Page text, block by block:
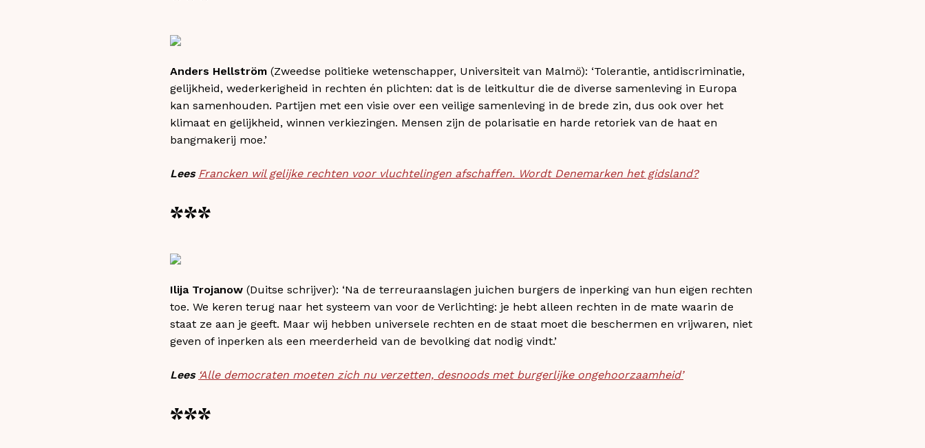
Anders Hellström (Zweedse politieke wetenschapper, Universiteit van Malmö): ‘Tolerantie, antidiscriminatie,
gelijkheid, wederkerigheid in rechten én plichten: dat is de leitkultur die de diverse samenleving in Europa
kan samenhouden. Partijen met een visie over een veilige samenleving in de brede zin, dus ook over het
klimaat en gelijkheid, winnen verkiezingen. Mensen zijn de polarisatie en harde retoriek van de haat en
bangmakerij moe.’
Lees Francken wil gelijke rechten voor vluchtelingen afschaffen. Wordt Denemarken het gidsland?
***
Ilija Trojanow (Duitse schrijver): ‘Na de terreuraanslagen juichen burgers de inperking van hun eigen rechten
toe. We keren terug naar het systeem van voor de Verlichting: je hebt alleen rechten in de mate waarin de
staat ze aan je geeft. Maar wij hebben universele rechten en de staat moet die beschermen en vrijwaren, niet
geven of inperken als een meerderheid van de bevolking dat nodig vindt.’
Lees ‘Alle democraten moeten zich nu verzetten, desnoods met burgerlijke ongehoorzaamheid’
***